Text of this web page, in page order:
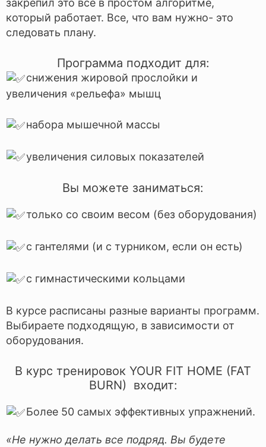
закрепил это все в простом алгоритме,
который работает. Все, что вам нужно- это
следовать плану.
Программа подходит для:
снижения жировой прослойки и
увеличения «рельефа» мышц
набора мышечной массы
увеличения силовых показателей
Вы можете заниматься:
только со своим весом (без оборудования)
с гантелями (и с турником, если он есть)
с гимнастическими кольцами
В курсе расписаны разные варианты программ.
Выбираете подходящую, в зависимости от
оборудования.
В курс тренировок YOUR FIT HOME (FAT
BURN) входит:
Более 50 самых эффективных упражнений.
«Не нужно делать все подряд. Вы будете